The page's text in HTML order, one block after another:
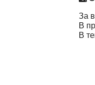
За
В
В